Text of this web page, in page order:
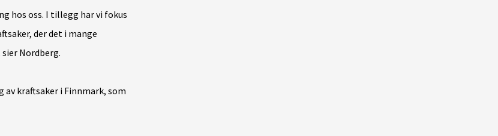
hos oss. I tillegg har vi fokus
der det i mange
Nordberg.
av kraftsaker i Finnmark, som